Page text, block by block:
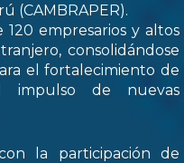
(CAMBRAPER).
empresarios y altos
consolidándose
el fortalecimiento de
impulso de nuevas
la participación de